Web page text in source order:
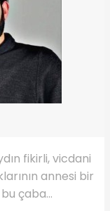
fikirli, vicdani
annesi bir
çaba...